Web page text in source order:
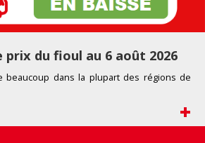
prix du fioul au 6 août 2026
beaucoup dans la plupart des régions de
+